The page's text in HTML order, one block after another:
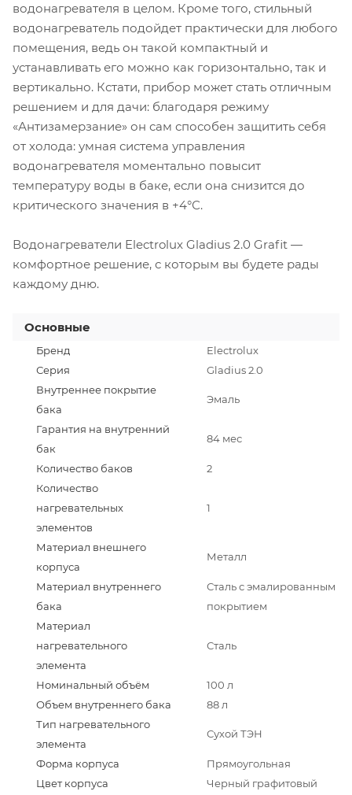
водонагревателя в целом. Кроме того, стильный
водонагреватель подойдет практически для любого
помещения, ведь он такой компактный и
устанавливать его можно как горизонтально, так и
вертикально. Кстати, прибор может стать отличным
решением и для дачи: благодаря режиму
«Антизамерзание» он сам способен защитить себя
от холода: умная система управления
водонагревателя моментально повысит
температуру воды в баке, если она снизится до
критического значения в +4°С.
Водонагреватели Electrolux Gladius 2.0 Grafit —
комфортное решение, с которым вы будете рады
каждому дню.
Основные
Бренд
Electrolux
Серия
Gladius 2.0
Внутреннее покрытие
бака
Эмаль
Гарантия на внутренний
бак
84 мес
Количество баков
2
Количество
нагревательных
элементов
1
Материал внешнего
корпуса
Металл
Материал внутреннего
бака
Сталь с эмалированным
покрытием
Материал
нагревательного
элемента
Сталь
Номинальный объём
100 л
Объем внутреннего бака
88 л
Тип нагревательного
элемента
Сухой ТЭН
Форма корпуса
Прямоугольная
Цвет корпуса
Черный графитовый